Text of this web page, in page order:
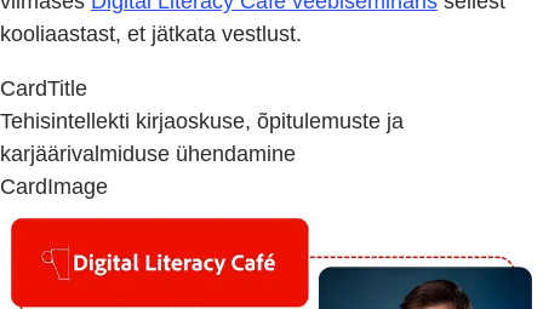
kooliaastast, et jätkata vestlust.
CardTitle
Tehisintellekti kirjaoskuse, õpitulemuste ja
karjäärivalmiduse ühendamine
CardImage